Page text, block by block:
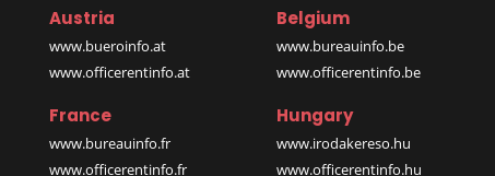
Austria
www.bueroinfo.at
www.officerentinfo.at
Belgium
www.bureauinfo.be
www.officerentinfo.be
France
www.bureauinfo.fr
www.officerentinfo.fr
Hungary
www.irodakereso.hu
www.officerentinfo.hu